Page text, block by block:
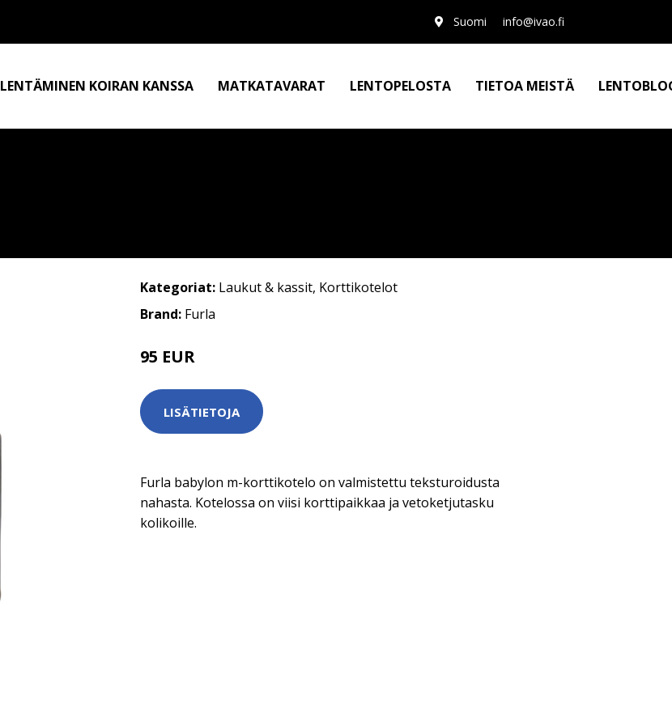
Suomi info@ivao.fi
LENTÄMINEN KOIRAN KANSSA MATKATAVARAT LENTOPELOSTA TIETOA MEISTÄ
Kategoriat: Laukut & kassit, Korttikotelot
Brand: Furla
95 EUR
LISÄTIETOJA
Furla babylon m-korttikotelo on valmistettu teksturoidusta
nahasta. Kotelossa on viisi korttipaikkaa ja vetoketjutasku
kolikoille.